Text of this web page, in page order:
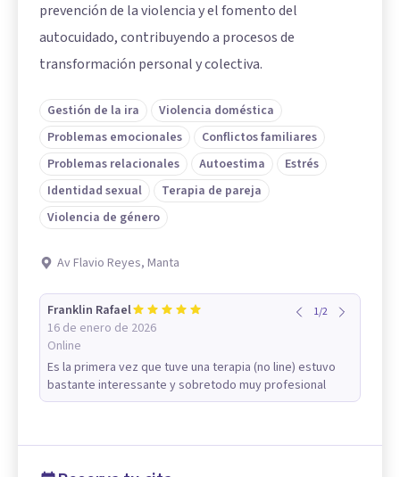
prevención de la violencia y el fomento del
autocuidado, contribuyendo a procesos de
transformación personal y colectiva.
Gestión de la ira
Violencia doméstica
Problemas emocionales
Conflictos familiares
Problemas relacionales
Autoestima
Estrés
Identidad sexual
Terapia de pareja
Violencia de género
Av Flavio Reyes, Manta
Franklin Rafael
16 de enero de 2026
Online
1/2
Es la primera vez que tuve una terapia (no line) estuvo
bastante interessante y sobretodo muy profesional